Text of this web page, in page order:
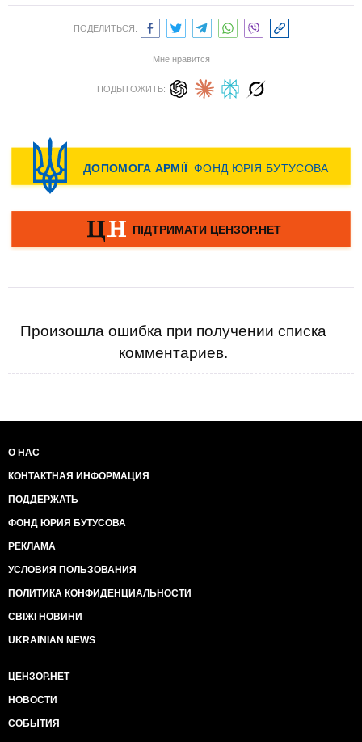
ПОДЕЛИТЬСЯ:
Мне нравится
ПОДЫТОЖИТЬ:
Произошла ошибка при получении списка
комментариев.
О НАС
КОНТАКТНАЯ ИНФОРМАЦИЯ
ПОДДЕРЖАТЬ
ФОНД ЮРИЯ БУТУСОВА
РЕКЛАМА
УСЛОВИЯ ПОЛЬЗОВАНИЯ
ПОЛИТИКА КОНФИДЕНЦИАЛЬНОСТИ
СВІЖІ НОВИНИ
UKRAINIAN NEWS
ЦЕНЗОР.НЕТ
НОВОСТИ
СОБЫТИЯ